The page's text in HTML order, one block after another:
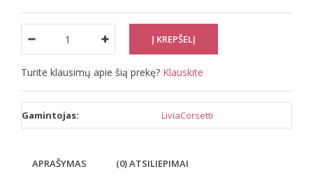
Turite klausimų apie šią prekę? Klauskite
Gamintojas: LiviaCorsetti
APRAŠYMAS (0) ATSILIEPIMAI